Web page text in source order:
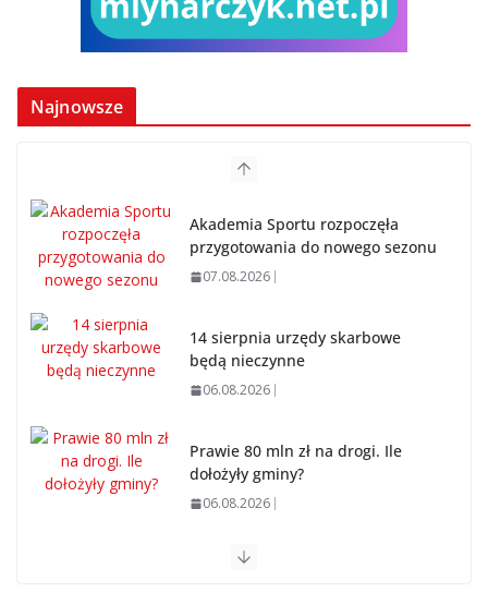
Najnowsze
Akademia Sportu rozpoczęła
przygotowania do nowego sezonu
07.08.2026
14 sierpnia urzędy skarbowe
będą nieczynne
06.08.2026
Prawie 80 mln zł na drogi. Ile
dołożyły gminy?
06.08.2026
Szkoła we Władysławowie przechodzi modernizację